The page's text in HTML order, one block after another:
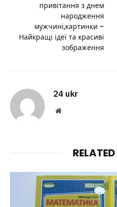
привітання з днем
народження
мужчині,картинки –
Найкращі ідеї та красиві
зображення
24 ukr
Website
RELATED